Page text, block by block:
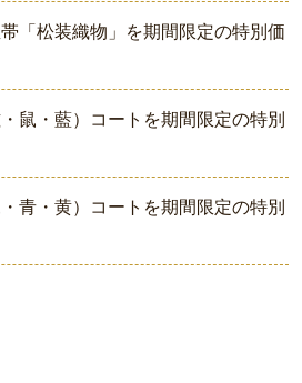
「松装織物」を期間限定の特別価
鼠・藍）コートを期間限定の特別
青・黄）コートを期間限定の特別